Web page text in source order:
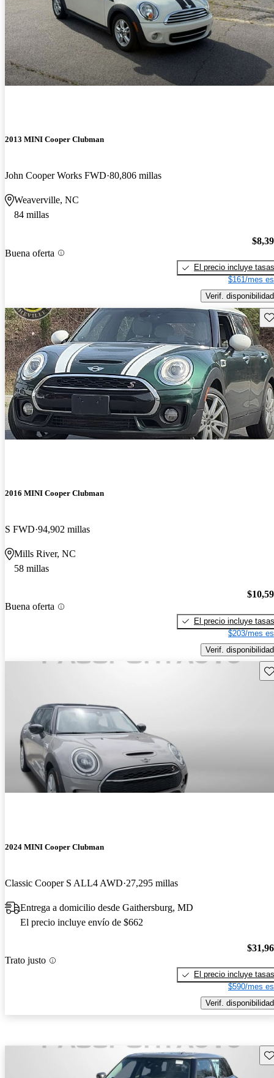
2013 MINI Cooper Clubman
John Cooper Works FWD 80,806 millas
Weaverville, NC
84 millas
Buena oferta
El precio incluye tasas
$161/mes
Verif. disponibilidad
2016 MINI Cooper Clubman
S FWD 94,902 millas
Mills River, NC
58 millas
Buena oferta
El precio incluye tasas
$203/mes
Verif. disponibilidad
2024 MINI Cooper Clubman
Classic Cooper S ALL4 AWD 27,295 millas
Entrega a domicilio desde Gaithersburg, MD
El precio incluye envío de $662
Trato justo
El precio incluye tasas
$590/mes
Verif. disponibilidad